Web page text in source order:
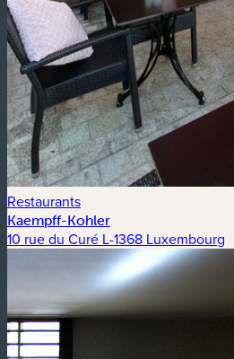
Restaurants
Kaempff-Kohler
10 rue du Curé L-1368 Luxembourg